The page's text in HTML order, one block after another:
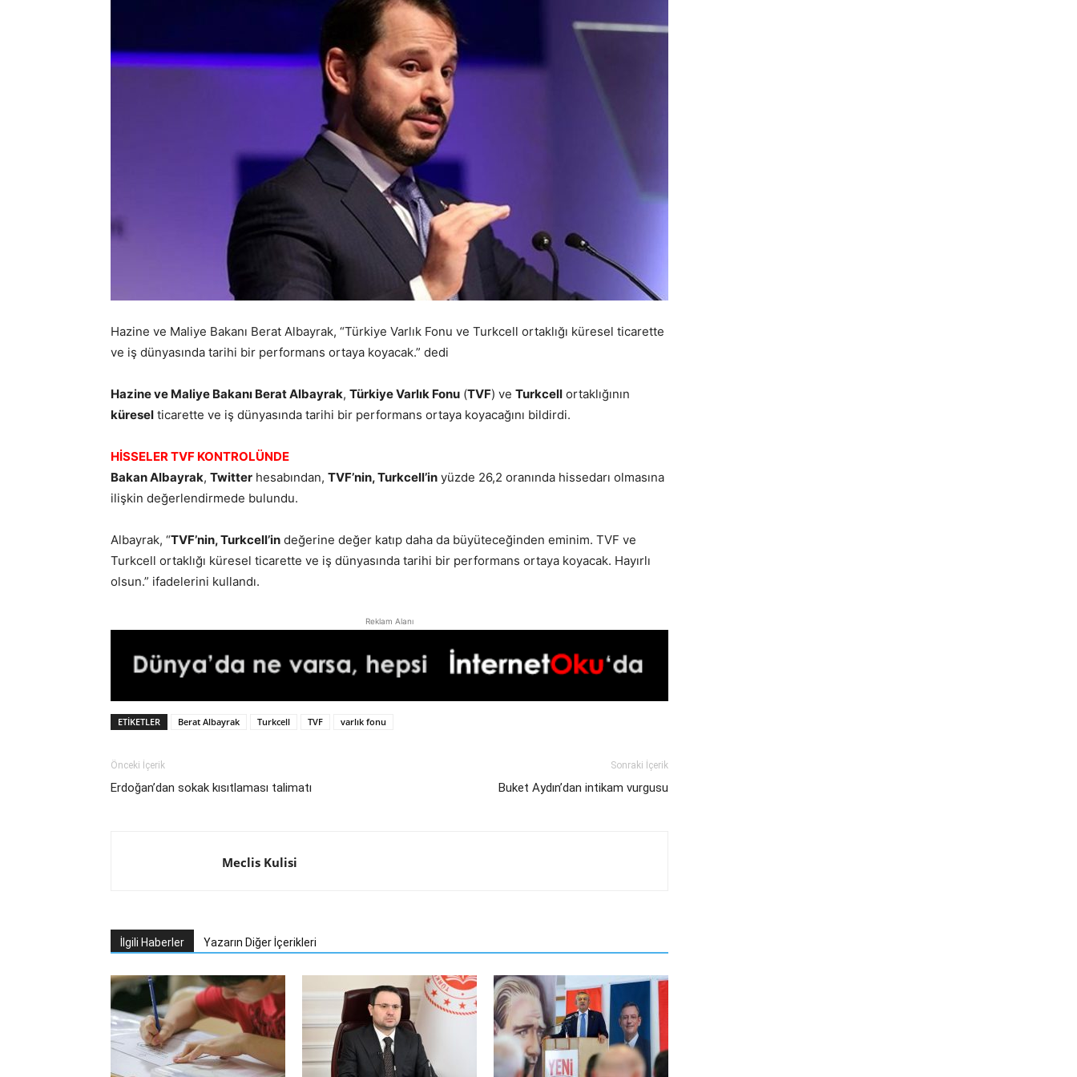
Hazine ve Maliye Bakanı Berat Albayrak, “Türkiye Varlık Fonu ve Turkcell ortaklığı küresel ticarette
ve iş dünyasında tarihi bir performans ortaya koyacak.” dedi
Hazine ve Maliye Bakanı Berat Albayrak, Türkiye Varlık Fonu (TVF) ve Turkcell ortaklığının
küresel ticarette ve iş dünyasında tarihi bir performans ortaya koyacağını bildirdi.
HİSSELER TVF KONTROLÜNDE
Bakan Albayrak, Twitter hesabından, TVF’nin, Turkcell’in yüzde 26,2 oranında hissedarı olmasına
ilişkin değerlendirmede bulundu.
Albayrak, “TVF’nin, Turkcell’in değerine değer katıp daha da büyüteceğinden eminim. TVF ve
Turkcell ortaklığı küresel ticarette ve iş dünyasında tarihi bir performans ortaya koyacak. Hayırlı
olsun.” ifadelerini kullandı.
Reklam Alanı
ETIKETLER Berat Albayrak Turkcell TVF varlık fonu
Önceki İçerik
Erdoğan’dan sokak kısıtlaması talimatı
Sonraki İçerik
Buket Aydın’dan intikam vurgusu
Meclis Kulisi
İlgili Haberler Yazarın Diğer İçerikleri